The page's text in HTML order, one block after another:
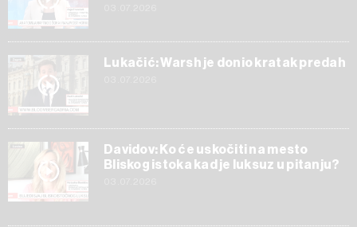
Lukačić: Warsh je donio kratak predah
Davidov: Ko će uskočiti na mesto
Bliskog istoka kad je luksuz u pitanju?